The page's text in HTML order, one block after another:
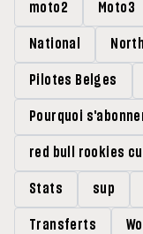
moto2 Moto3
National
Pilotes Belges
Pourquoi
red bull rookies
Stats sup
Transferts